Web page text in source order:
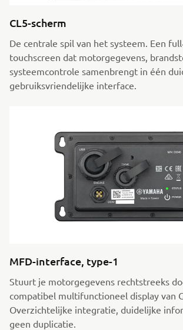
CL5-scherm
De centrale spil van het systeem. Een
touchscreen dat motorgegevens,
systeemcontrole samenbrengt in één
gebruiksvriendelijke interface.
MFD-interface, type-1
Stuurt je motorgegevens rechtstreeks
compatibel multifunctioneel display van
Overzichtelijke integratie, duidelijke
geen duplicatie.